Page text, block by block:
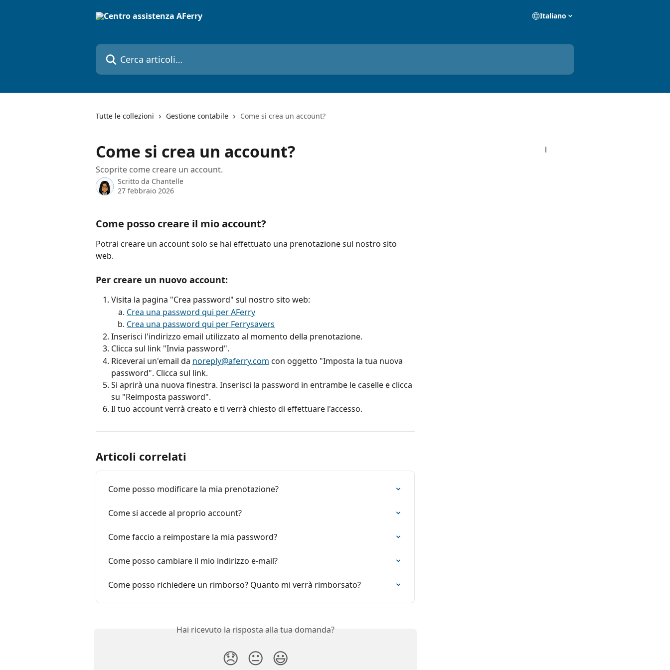
Italiano
Cerca articoli…
Tutte le collezioni Gestione contabile Come si crea un account?
Come si crea un account?
Scoprite come creare un account.
Scritto da Chantelle
27 febbraio 2026
Come posso creare il mio account?
Potrai creare un account solo se hai effettuato una prenotazione sul nostro sito
web.
Per creare un nuovo account:
Visita la pagina "Crea password" sul nostro sito web:
Crea una password qui per AFerry
Crea una password qui per Ferrysavers
Inserisci l'indirizzo email utilizzato al momento della prenotazione.
Clicca sul link "Invia password".
Riceverai un'email da noreply@aferry.com con oggetto "Imposta la tua nuova
password". Clicca sul link.
Si aprirà una nuova finestra. Inserisci la password in entrambe le caselle e clicca
su "Reimposta password".
Il tuo account verrà creato e ti verrà chiesto di effettuare l'accesso.
Articoli correlati
Come posso modificare la mia prenotazione?
Come si accede al proprio account?
Come faccio a reimpostare la mia password?
Come posso cambiare il mio indirizzo e-mail?
Come posso richiedere un rimborso? Quanto mi verrà rimborsato?
Hai ricevuto la risposta alla tua domanda?
😞 😐 😃